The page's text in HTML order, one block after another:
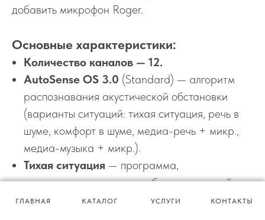
ГЛАВНАЯ КАТАЛОГ УСЛУГИ КОНТАКТЫ
добавить микрофон Roger.
Основные характеристики:
Количество каналов — 12.
AutoSense OS 3.0 (Standard) — алгоритм
распознавания акустической обстановки
(варианты ситуаций: тихая ситуация, речь в
шуме, комфорт в шуме, медиа-речь + микр.,
медиа-музыка + микр.).
Тихая ситуация — программа,
предназначенная для пребывания в тихой
обстановке; обеспечивает максимальный